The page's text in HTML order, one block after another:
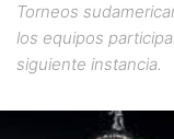
Torneos
los equipos
siguiente instancia.